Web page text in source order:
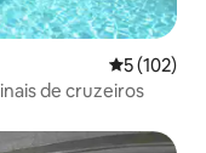
5 de uma
5 (102)
de cruzeiros